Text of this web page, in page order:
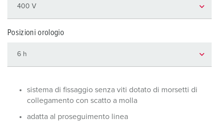
Posizioni orologio
sistema di fissaggio senza viti dotato di morsetti di
collegamento con scatto a molla
adatta al proseguimento linea